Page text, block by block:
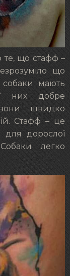
що стафф –
що
собаки мають
У них добре
швидко
Стафф – це
для дорослої
легко